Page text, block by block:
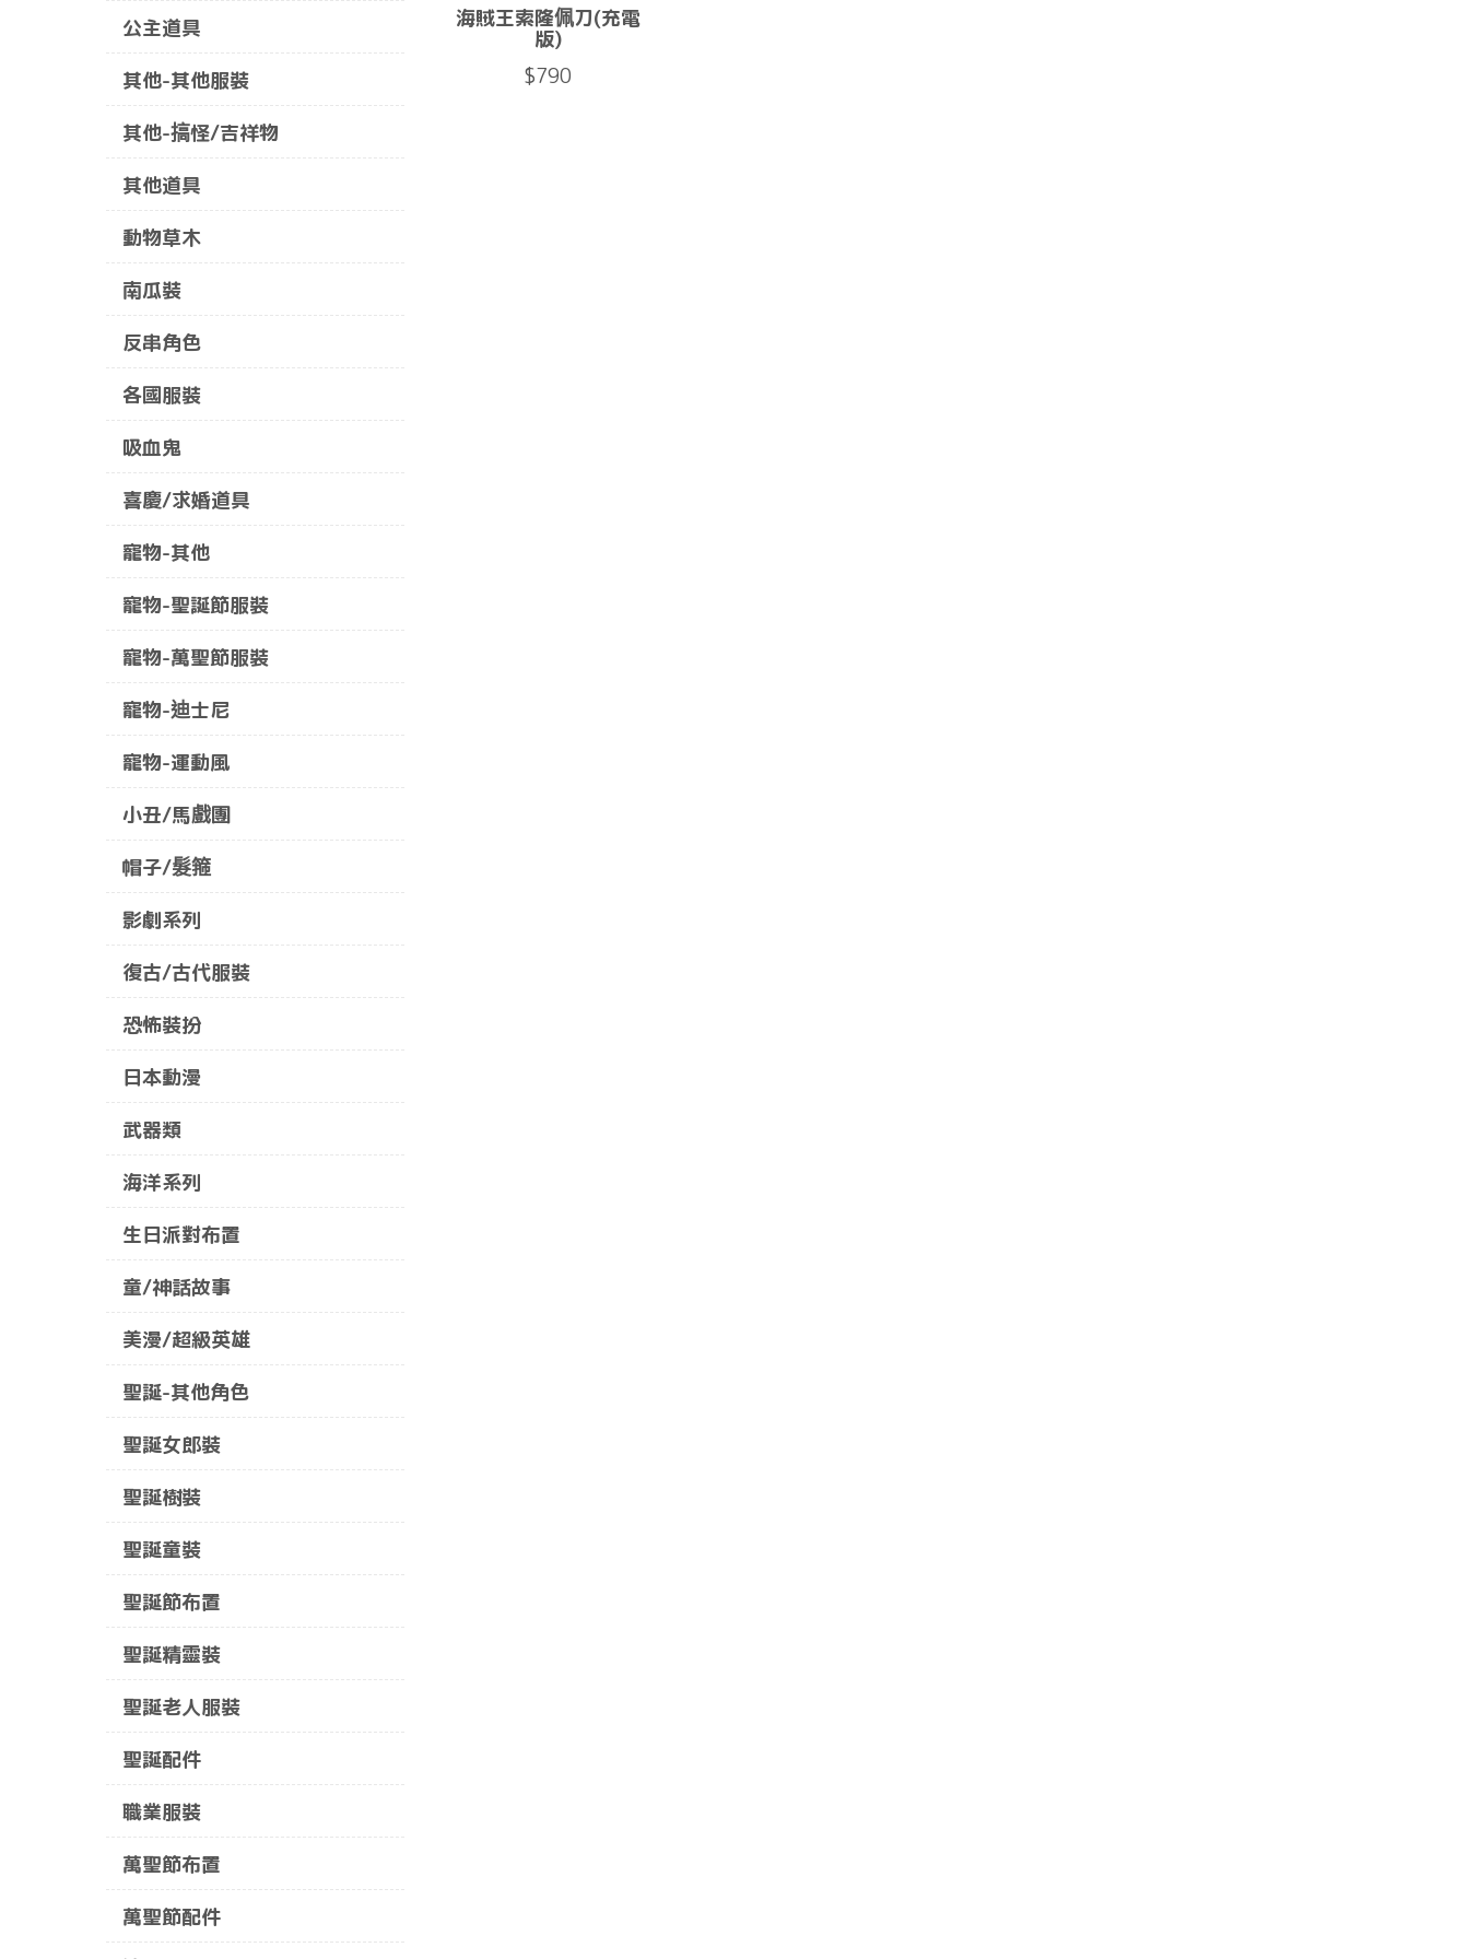
公主道具
其他-其他服裝
其他-搞怪/吉祥物
其他道具
動物草木
南瓜裝
反串角色
各國服裝
吸血鬼
喜慶/求婚道具
寵物-其他
寵物-聖誕節服裝
寵物-萬聖節服裝
寵物-迪士尼
寵物-運動風
小丑/馬戲團
帽子/髮箍
影劇系列
復古/古代服裝
恐怖裝扮
日本動漫
武器類
海洋系列
生日派對布置
童/神話故事
美漫/超級英雄
聖誕-其他角色
聖誕女郎裝
聖誕樹裝
聖誕童裝
聖誕節布置
聖誕精靈裝
聖誕老人服裝
聖誕配件
職業服裝
萬聖節布置
萬聖節配件
海賊王索隆佩刀(充電
版)
$790